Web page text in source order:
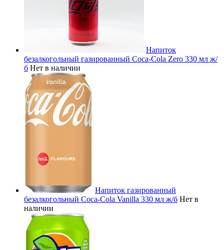
Напиток
безалкогольный газированный Coca-Cola Zero 330 мл ж/
б Нет в наличии
Напиток газированный
безалкогольный Coca-Cola Vanilla 330 мл ж/б Нет в
наличии